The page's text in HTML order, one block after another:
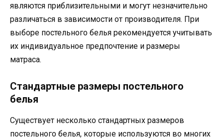
являются приблизительными и могут незначительно
различаться в зависимости от производителя. При
выборе постельного белья рекомендуется учитывать
их индивидуальное предпочтение и размеры
матраса.
Стандартные размеры постельного
белья
Существует несколько стандартных размеров
постельного белья, которые используются во многих